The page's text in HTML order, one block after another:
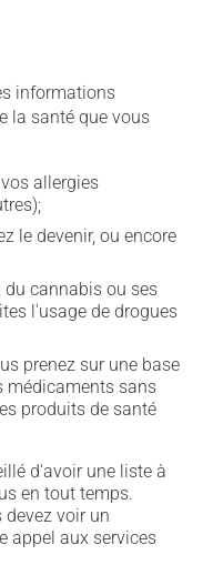
informations
la santé que vous
allergies
le devenir, ou encore
cannabis ou ses
l'usage de drogues
prenez sur une base
médicaments sans
produits de santé
d'avoir une liste à
en tout temps.
devez voir un
appel aux services